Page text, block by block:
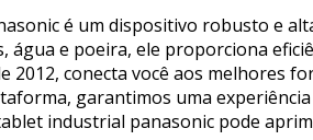
é um dispositivo robusto e
água e poeira, ele proporciona
2012, conecta você aos melhores
garantimos uma
industrial panasonic pode